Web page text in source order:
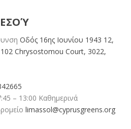
Οδός 16ης Ιουνίου 1943 12,
Chrysostomou Court, 3022,
– 13:00 Καθημερινά
limassol@cyprusgreens.org